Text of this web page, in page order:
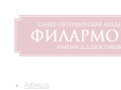
Афиша